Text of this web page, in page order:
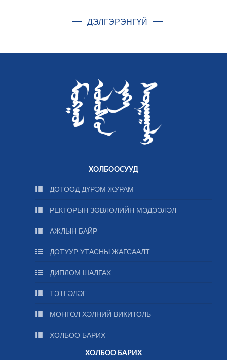
ДЭЛГЭРЭНГҮЙ
ХОЛБООСУУД
ДОТООД ДҮРЭМ ЖУРАМ
РЕКТОРЫН ЗӨВЛӨЛИЙН МЭДЭЭЛЭЛ
АЖЛЫН БАЙР
ДОТУУР УТАСНЫ ЖАГСААЛТ
ДИПЛОМ ШАЛГАХ
ТЭТГЭЛЭГ
МОНГОЛ ХЭЛНИЙ ВИКИТОЛЬ
ХОЛБОО БАРИХ
ХОЛБОО БАРИХ